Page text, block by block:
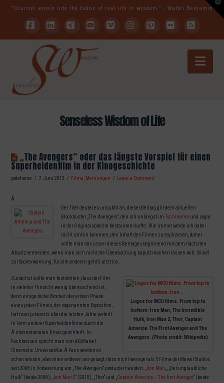
"Counsel woven into the fabric of real life is wisdom." - Walter Benjamin
FacebookLinkedIn
XING YouTubeVimeoInstagramPinterest
FlickrRSS
Senseless Wisdom of Life
„The Avengers“ oder das längste Vorspiel für einen
Superheldenfilm in der Kinogeschichte
yodahome 7. Juni 2012 Filme Meinungen Leave a Comment
Â
Der Titel deutet es unsubtil an, dieser Beitrag gilt dem aktuellen
Blockbuster „The Avengers“, den ich unlängst imTschinema und sogar
in der Originalsprache bestaunen durfte. Wie immer werde ich dabei
nicht umhin kommen, den Inhalt des Filmes zu explizieren, daher
sollte man das Lesen dieses Beitrages beginnend mit dem nächsten
Absatz vermeiden, wenn man sich nicht die Überraschung kaputt machen lassen will. So viel
zur Spoilerwarnung, für alle anderen geht’s jetzt los…
Logos for MCU films. From top to
bottom: Iron Man, The Incredible
Hulk, Iron Man 2, Thor, Captain
America: The First Avenger and The
Avengers. (Photo credit: Wikipedia)
Zunächst sollte man feststellen, dass der Film
in vielerlei Hinsicht wenig überraschend ist,
denn einige dicke Brocken der ersten Phase
eines jeden Filmes, der sogenannten Exposition,
hat man ja bereits über die letzten Jahre verteilt
in Form anderer Superheldenfilme durch die
Â internationalen Kinos geschleift. In
Fachkreisen spricht man vom â€žMarvel
Cinematic Universeâ€œ.Â Fans werden es
schon wissen, aber allen anderen sei gesagt, dass nicht weniger als 5 Filme der Marvel Studios
seit 2008 in Vorbereitung von „The Avengers“ produziert wurden: „
Iron Man
„, „Der unglaubliche
Hulk“ (beide 2008), „
Iron Man 2“ (2010), „Thor“ und „ Captain America – The first Avenger“ (beide